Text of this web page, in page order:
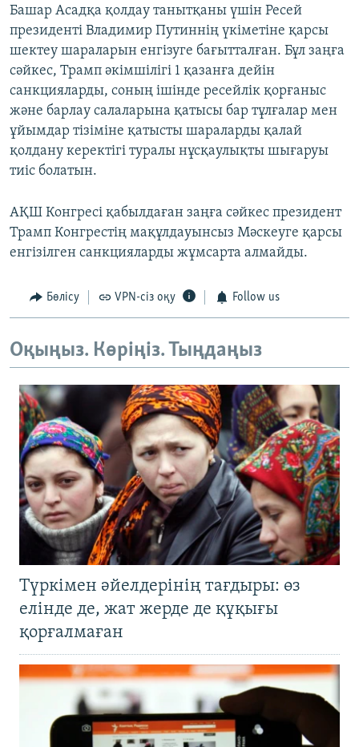
Башар Асадқа қолдау танытқаны үшін Ресей
президенті Владимир Путиннің үкіметіне қарсы
шектеу шараларын енгізуге бағытталған. Бұл заңға
сәйкес, Трамп әкімшілігі 1 қазанға дейін
санкцияларды, соның ішінде ресейлік қорғаныс
және барлау салаларына қатысы бар тұлғалар мен
ұйымдар тізіміне қатысты шараларды қалай
қолдану керектігі туралы нұсқаулықты шығаруы
тиіс болатын.
АҚШ Конгресі қабылдаған заңға сәйкес президент
Трамп Конгрестің мақұлдауынсыз Мәскеуге қарсы
енгізілген санкцияларды жұмсарта алмайды.
Бөлісу VPN-сіз оқу Follow us
Оқыңыз. Көріңіз. Тыңдаңыз
Түркімен әйелдерінің тағдыры: өз
елінде де, жат жерде де құқығы
қорғалмаған